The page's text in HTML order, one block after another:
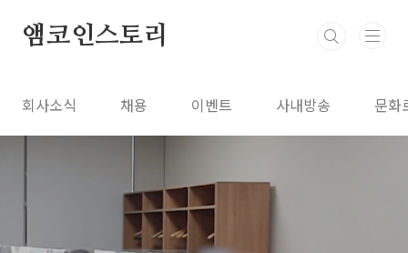
앰코인스토리
회사소식 채용 이벤트 사내방송 문화